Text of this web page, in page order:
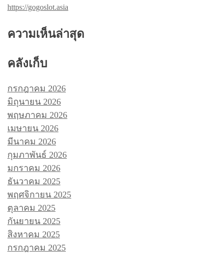
https://gogoslot.asia
ความเห็นล่าสุด
คลังเก็บ
กรกฎาคม 2026
มิถุนายน 2026
พฤษภาคม 2026
เมษายน 2026
มีนาคม 2026
กุมภาพันธ์ 2026
มกราคม 2026
ธันวาคม 2025
พฤศจิกายน 2025
ตุลาคม 2025
กันยายน 2025
สิงหาคม 2025
กรกฎาคม 2025